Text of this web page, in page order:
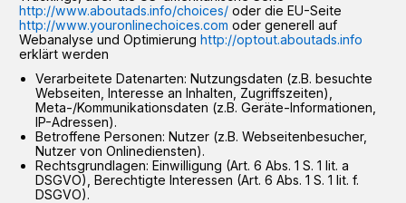
http://www.aboutads.info/choices/ oder die EU-Seite
http://www.youronlinechoices.com oder generell auf
Webanalyse und Optimierung http://optout.aboutads.info
erklärt werden
Verarbeitete Datenarten: Nutzungsdaten (z.B. besuchte
Webseiten, Interesse an Inhalten, Zugriffszeiten),
Meta-/Kommunikationsdaten (z.B. Geräte-Informationen,
IP-Adressen).
Betroffene Personen: Nutzer (z.B. Webseitenbesucher,
Nutzer von Onlinediensten).
Rechtsgrundlagen: Einwilligung (Art. 6 Abs. 1 S. 1 lit. a
DSGVO), Berechtigte Interessen (Art. 6 Abs. 1 S. 1 lit. f.
DSGVO).